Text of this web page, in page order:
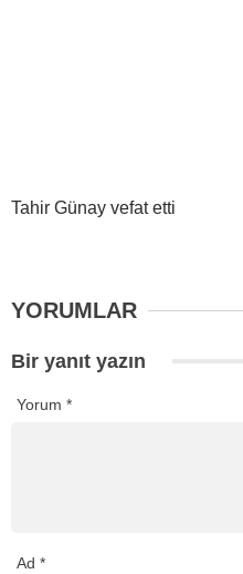
Tahir Günay vefat etti
YORUMLAR
Bir yanıt yazın
Yorum *
Ad *